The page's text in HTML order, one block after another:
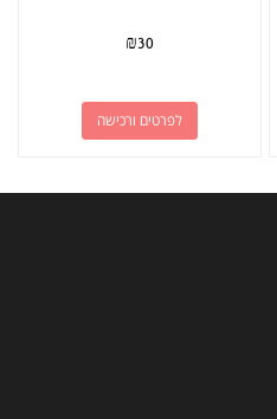
₪30
לפרטים ורכישה